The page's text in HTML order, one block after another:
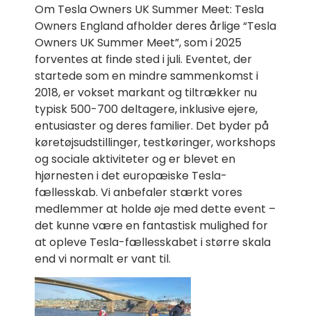
Om Tesla Owners UK Summer Meet: Tesla
Owners England afholder deres årlige “Tesla
Owners UK Summer Meet”, som i 2025
forventes at finde sted i juli. Eventet, der
startede som en mindre sammenkomst i
2018, er vokset markant og tiltrækker nu
typisk 500-700 deltagere, inklusive ejere,
entusiaster og deres familier. Det byder på
køretøjsudstillinger, testkøringer, workshops
og sociale aktiviteter og er blevet en
hjørnesten i det europæiske Tesla-
fællesskab. Vi anbefaler stærkt vores
medlemmer at holde øje med dette event –
det kunne være en fantastisk mulighed for
at opleve Tesla-fællesskabet i større skala
end vi normalt er vant til.